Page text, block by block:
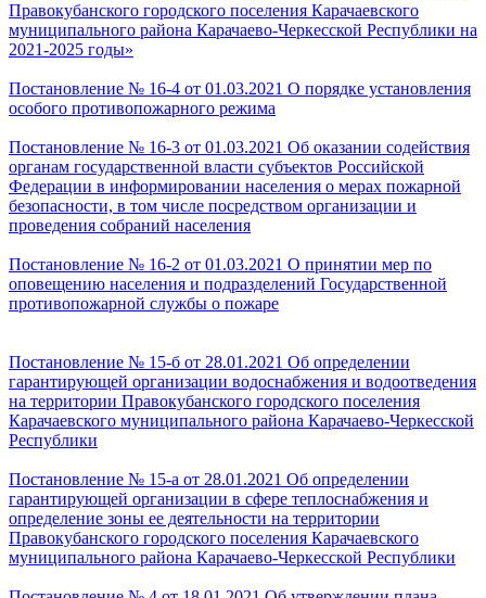
Правокубанского городского поселения Карачаевского
муниципального района Карачаево-Черкесской Республики на
2021-2025 годы»
Постановление № 16-4 от 01.03.2021 О порядке установления
особого противопожарного режима
Постановление № 16-3 от 01.03.2021 Об оказании содействия
органам государственной власти субъектов Российской
Федерации в информировании населения о мерах пожарной
безопасности, в том числе посредством организации и
проведения собраний населения
Постановление № 16-2 от 01.03.2021 О принятии мер по
оповещению населения и подразделений Государственной
противопожарной службы о пожаре
Постановление № 15-б от 28.01.2021 Об определении
гарантирующей организации водоснабжения и водоотведения
на территории Правокубанского городского поселения
Карачаевского муниципального района Карачаево-Черкесской
Республики
Постановление № 15-а от 28.01.2021 Об определении
гарантирующей организации в сфере теплоснабжения и
определение зоны ее деятельности на территории
Правокубанского городского поселения Карачаевского
муниципального района Карачаево-Черкесской Республики